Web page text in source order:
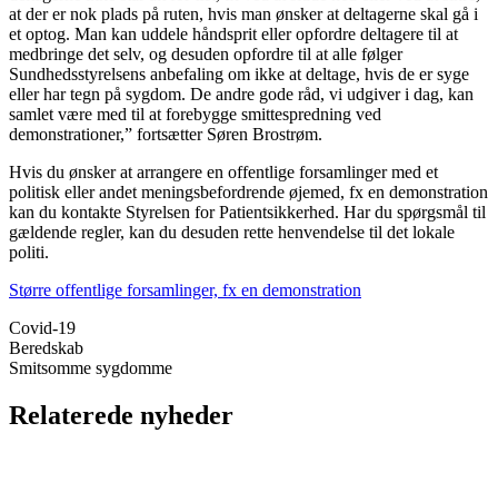
at der er nok plads på ruten, hvis man ønsker at deltagerne skal gå i
et optog. Man kan uddele håndsprit eller opfordre deltagere til at
medbringe det selv, og desuden opfordre til at alle følger
Sundhedsstyrelsens anbefaling om ikke at deltage, hvis de er syge
eller har tegn på sygdom. De andre gode råd, vi udgiver i dag, kan
samlet være med til at forebygge smittespredning ved
demonstrationer,” fortsætter Søren Brostrøm.
Hvis du ønsker at arrangere en offentlige forsamlinger med et
politisk eller andet meningsbefordrende øjemed, fx en demonstration
kan du kontakte Styrelsen for Patientsikkerhed. Har du spørgsmål til
gældende regler, kan du desuden rette henvendelse til det lokale
politi.
Større offentlige forsamlinger, fx en demonstration
Covid-19
Beredskab
Smitsomme sygdomme
Relaterede nyheder